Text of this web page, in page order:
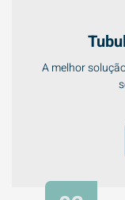
A melhor